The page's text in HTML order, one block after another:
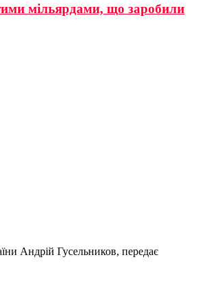
тими мільярдами, що заробили
Андрій Гусельников, передає